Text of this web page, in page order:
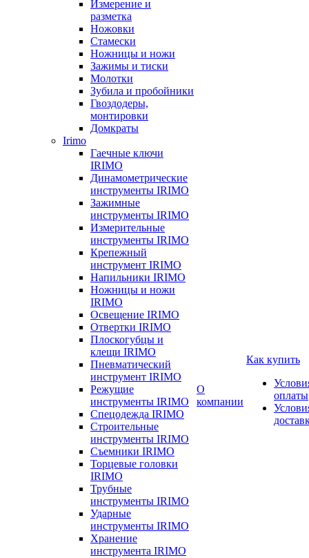
Измерение и
разметка
Ножовки
Стамески
Ножницы и ножи
Зажимы и тиски
Молотки
Зубила и пробойники
Гвоздодеры,
монтировки
Домкраты
Irimo
Гаечные ключи
IRIMO
Динамометрические
инструменты IRIMO
Зажимные
инструменты IRIMO
Измерительные
инструменты IRIMO
Крепежный
инструмент IRIMO
Напильники IRIMO
Ножницы и ножи
IRIMO
Освещение IRIMO
Отвертки IRIMO
Плоскогубцы и
клещи IRIMO
Пневматический
инструмент IRIMO
Режущие
инструменты IRIMO
Спецодежда IRIMO
Строительные
инструменты IRIMO
Съемники IRIMO
Торцевые головки
IRIMO
Трубные
инструменты IRIMO
Ударные
инструменты IRIMO
Хранение
инструмента IRIMO
О
компании
Как купить
оплаты